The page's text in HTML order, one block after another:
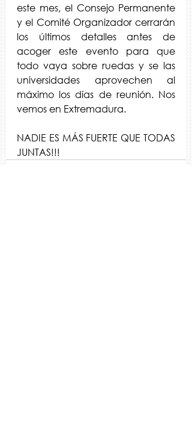
este mes, el Consejo Permanente
y el Comité Organizador cerrarán
los últimos detalles antes de
acoger este evento para que
todo vaya sobre ruedas y se las
universidades aprovechen al
máximo los días de reunión. Nos
vemos en Extremadura.
NADIE ES MÁS FUERTE QUE TODAS
JUNTAS!!!